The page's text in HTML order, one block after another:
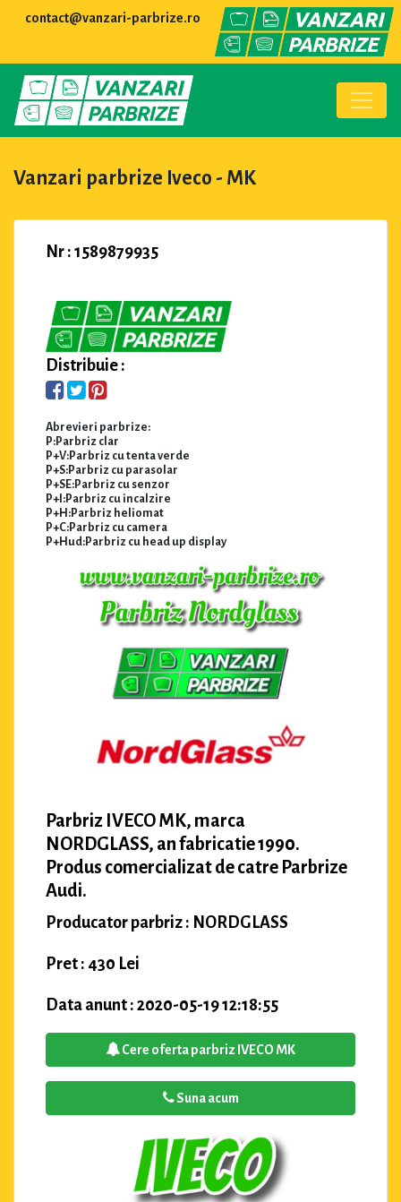
contact@vanzari-parbrize.ro
Vanzari parbrize Iveco - MK
Nr : 1589879935
Distribuie :
Abrevieri parbrize:
P:Parbriz clar
P+V:Parbriz cu tenta verde
P+S:Parbriz cu parasolar
P+SE:Parbriz cu senzor
P+I:Parbriz cu incalzire
P+H:Parbriz heliomat
P+C:Parbriz cu camera
P+Hud:Parbriz cu head up display
Parbriz IVECO MK, marca
NORDGLASS, an fabricatie 1990.
Produs comercializat de catre Parbrize
Audi.
Producator parbriz : NORDGLASS
Pret : 430 Lei
Data anunt : 2020-05-19 12:18:55
Cere oferta parbriz IVECO MK
Suna acum